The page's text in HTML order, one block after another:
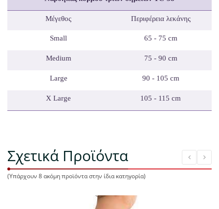
Μέγεθος Περιφέρεια λεκάνης
Small 65 - 75 cm
Medium 75 - 90 cm
Large 90 - 105 cm
X Large 105 - 115 cm
Σχετικά Προϊόντα
(Υπάρχουν 8 ακόμη προϊόντα στην ίδια κατηγορία)